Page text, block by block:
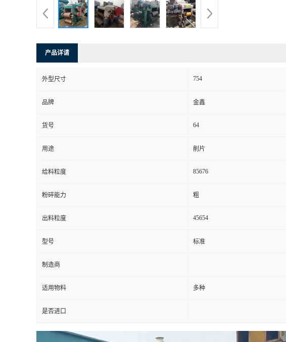
产品详请
外型尺寸 754
品牌 金鑫
货号 64
用途 削片
给料粒度 85676
粉碎能力 粗
出料粒度 45654
型号 标准
制造商
适用物料 多种
是否进口